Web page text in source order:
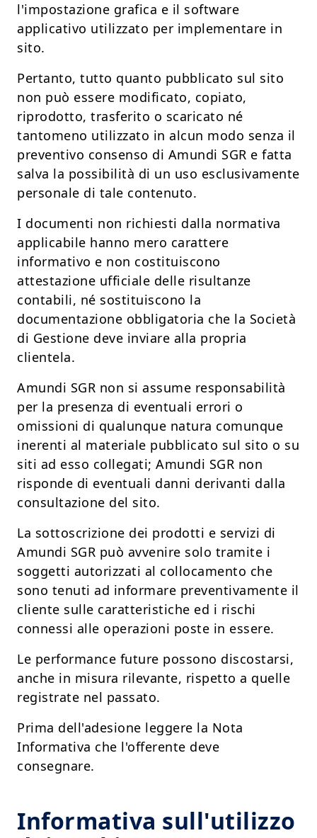
l'impostazione grafica e il software
applicativo utilizzato per implementare in
sito.
Pertanto, tutto quanto pubblicato sul sito
non può essere modificato, copiato,
riprodotto, trasferito o scaricato né
tantomeno utilizzato in alcun modo senza il
preventivo consenso di Amundi SGR e fatta
salva la possibilità di un uso esclusivamente
personale di tale contenuto.
I documenti non richiesti dalla normativa
applicabile hanno mero carattere
informativo e non costituiscono
attestazione ufficiale delle risultanze
contabili, né sostituiscono la
documentazione obbligatoria che la Società
di Gestione deve inviare alla propria
clientela.
Amundi SGR non si assume responsabilità
per la presenza di eventuali errori o
omissioni di qualunque natura comunque
inerenti al materiale pubblicato sul sito o su
siti ad esso collegati; Amundi SGR non
risponde di eventuali danni derivanti dalla
consultazione del sito.
La sottoscrizione dei prodotti e servizi di
Amundi SGR può avvenire solo tramite i
soggetti autorizzati al collocamento che
sono tenuti ad informare preventivamente il
cliente sulle caratteristiche ed i rischi
connessi alle operazioni poste in essere.
Le performance future possono discostarsi,
anche in misura rilevante, rispetto a quelle
registrate nel passato.
Prima dell'adesione leggere la Nota
Informativa che l'offerente deve
consegnare.
Informativa sull'utilizzo